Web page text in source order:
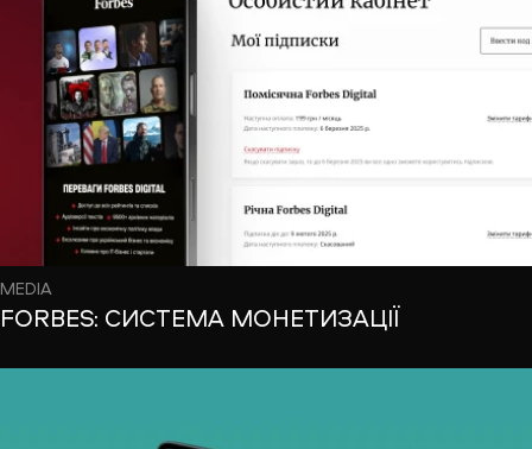
MEDIA
FORBES: СИСТЕМА МОНЕТИЗАЦІЇ